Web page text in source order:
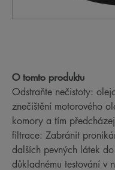
O tomto produktu
Odstraňte nečistoty:
znečištění motorového
komory a tím
filtrace: Zabránit
dalších pevných látek
důkladnému testování v